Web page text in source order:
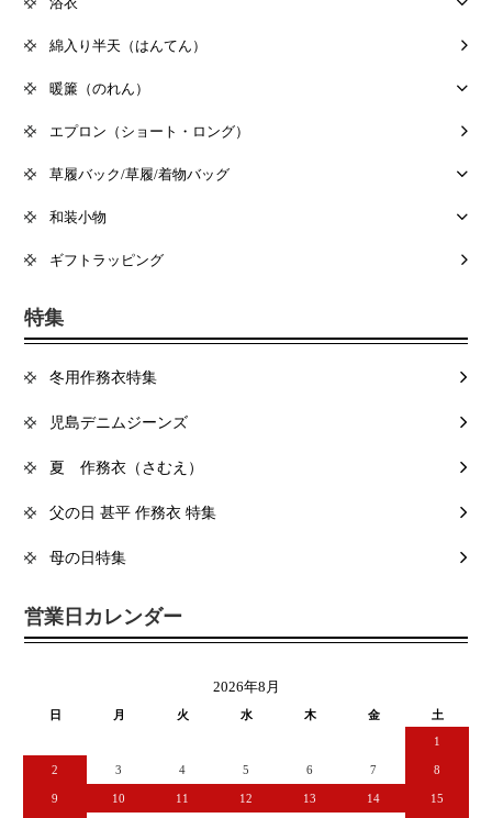
綿入り半天（はんてん）
暖簾（のれん）
エプロン（ショート・ロング）
草履バック/草履/着物バッグ
和装小物
ギフトラッピング
特集
冬用作務衣特集
児島デニムジーンズ
夏 作務衣（さむえ）
父の日 甚平 作務衣 特集
母の日特集
営業日カレンダー
2026年8月
日 月 火 水 木 金
土
1
2 3 4 5 6 7 8
9 10 11 12 13 14 15